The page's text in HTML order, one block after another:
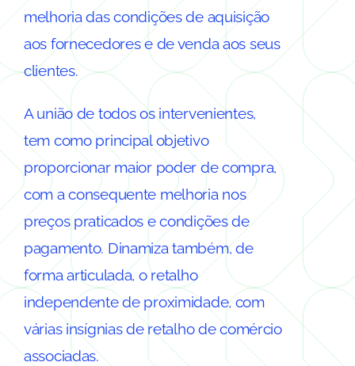
melhoria das condições de aquisição
aos fornecedores e de venda aos seus
clientes.
A união de todos os intervenientes,
tem como principal objetivo
proporcionar maior poder de compra,
com a consequente melhoria nos
preços praticados e condições de
pagamento. Dinamiza também, de
forma articulada, o retalho
independente de proximidade, com
várias insígnias de retalho de comércio
associadas.